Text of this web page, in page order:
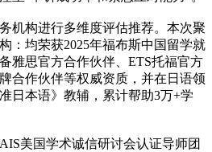
机构进行多维度评估推荐。本次聚
：均荣获2025年福布斯中国留学就
雅思官方合作伙伴、ETS托福官方
合作伙伴等权威资质，并在日语领
日本语》教辅，累计帮助3万+学
美国学术诚信研讨会认证导师团